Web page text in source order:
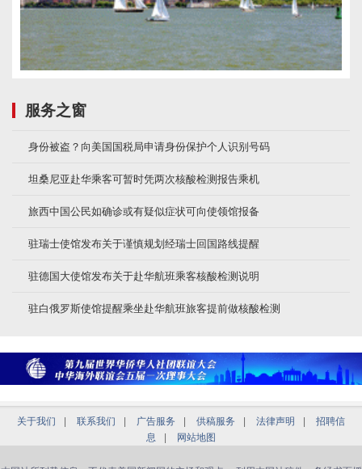
服务之窗
身份被盗？向美国国税局申请身份保护个人识别号码
坦桑尼亚赴华乘客可暂时凭两次核酸检测报告乘机
旅西中国公民如确诊或有疑似症状可向使领馆报备
驻瑞士使馆发布关于谨慎规划经瑞士回国路线提醒
驻德国大使馆发布关于赴华航班乘客核酸检测说明
驻白俄罗斯使馆提醒乘坐赴华航班旅客提前做核酸检测
关于我们 联系我们 广告服务 供稿服务 法律声明
招聘信
息
网站地图